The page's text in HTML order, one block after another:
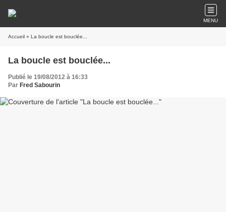
MENU
Accueil » La boucle est bouclée...
La boucle est bouclée...
Publié le 19/08/2012 à 16:33
Par Fred Sabourin